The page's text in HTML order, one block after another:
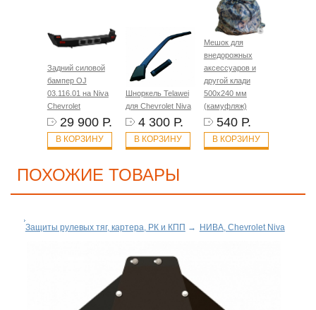
Задний силовой
бампер OJ
03.116.01 на Niva
Chevrolet
29 900 Р.
В КОРЗИНУ
Шноркель Telawei
для Chevrolet Niva
4 300 Р.
В КОРЗИНУ
Мешок для
внедорожных
аксессуаров и
другой клади
500х240 мм
(камуфляж)
540 Р.
В КОРЗИНУ
ПОХОЖИЕ ТОВАРЫ
Защиты рулевых тяг, картера, РК и КПП → НИВА, Chevrolet Niva